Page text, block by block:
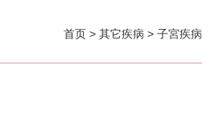
首页 >其它疾病 >子宮疾病